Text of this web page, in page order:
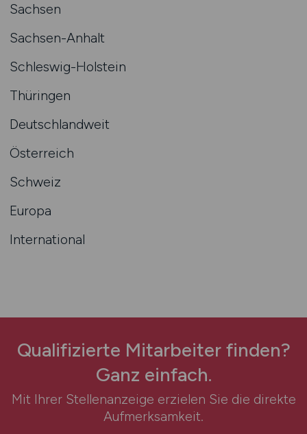
Sachsen
Sachsen-Anhalt
Schleswig-Holstein
Thüringen
Deutschlandweit
Österreich
Schweiz
Europa
International
Qualifizierte Mitarbeiter finden?
Ganz einfach.
Mit Ihrer Stellenanzeige erzielen Sie die direkte
Aufmerksamkeit.